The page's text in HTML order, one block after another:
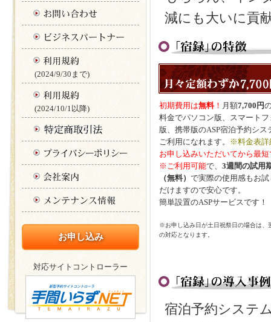
減にも大いに貢
初期費用は無料！ 月額7,700円
料金でパソコン版、スマートフ
版、携帯版のASP宿泊予約シス
ご利用になれます。
※料金表詳
お申し込みいただいてから最
※ご利用可能で、 3週間の試用
（無料） で実際の使用感もお試
だけますので安心です。
簡単設置のASPサービスです！
※お申し込み日が土日祝祭日の場合は、
の対応となります。
宿泊予約システ
(2024/9/30まで)
(2024/10/1以降)
お申し込み
対応サイトコントローラー